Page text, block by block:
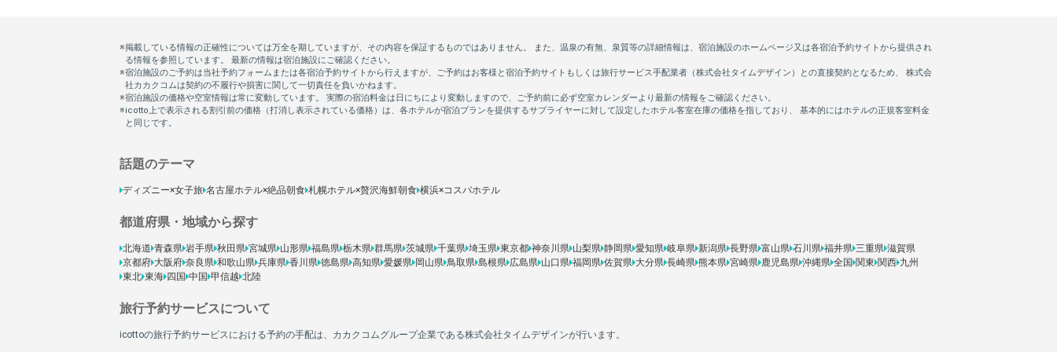
話題のテーマ
ディズニー×女子旅 名古屋ホテル×絶品朝食 札幌ホテル×贅沢海鮮朝食 横浜×コスパホテル
都道府県・地域から探す
北海道 青森県 岩手県 秋田県 宮城県 山形県 福島県 栃木県 群馬県 茨城県 千葉県 埼玉県 東京都 神奈川県 山梨県 静岡県 愛知県 岐阜県 新潟県 長野県 富山県 石川県 福井県 三重県 滋賀県
京都府 大阪府 奈良県 和歌山県 兵庫県 香川県 徳島県 高知県 愛媛県 岡山県 鳥取県 島根県 広島県 山口県 福岡県 佐賀県 大分県 長崎県 熊本県 宮崎県 鹿児島県 沖縄県 全国 関東 関西 九州
東北 東海 四国 中国 甲信越 北陸
旅行予約サービスについて
icottoの旅行予約サービスにおける予約の手配は、カカクコムグループ企業である株式会社タイムデザインが行います。